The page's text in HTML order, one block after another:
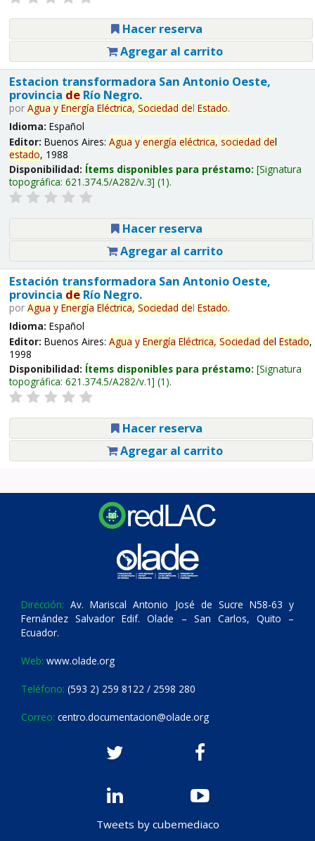
Hacer reserva
Agregar al carrito
Estacion transformadora San Antonio Oeste,
provincia deRío Negro.
por Agua y Energía Eléctrica, Sociedad del Estado.
Idioma: Español
Editor: Buenos Aires: Agua y energía eléctrica, sociedad del
estado, 1988
Disponibilidad: Ítems disponibles para préstamo: Signatura
topográfica: 621.374.5/A282/v.3 (1).
Hacer reserva
Agregar al carrito
Estación transformadora San Antonio Oeste,
provincia deRío Negro.
por Agua y Energía Eléctrica, Sociedad del Estado.
Idioma: Español
Editor: Buenos Aires: Agua y Energía Eléctrica, Sociedad del Estado,
1998
Disponibilidad: Ítems disponibles para préstamo: Signatura
topográfica: 621.374.5/A282/v.1 (1).
Hacer reserva
Agregar al carrito
Dirección: Av. Mariscal Antonio José de Sucre N58-63 y
Fernández Salvador Edif. Olade – San Carlos, Quito –
Ecuador.
Web: www.olade.org
Teléfono: (593 2) 259 8122 / 2598 280
Correo: centro.documentacion@olade.org
Tweets by cubemediaco